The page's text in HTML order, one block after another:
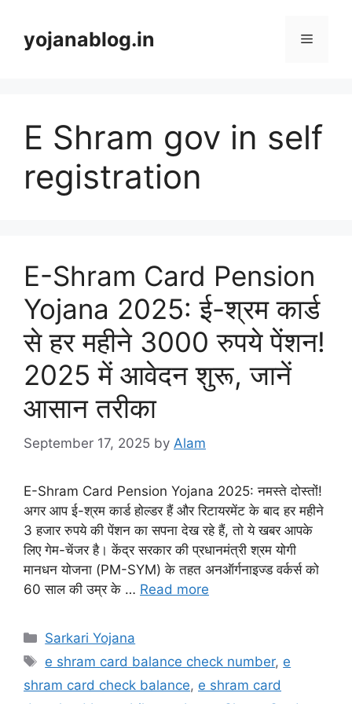
yojanablog.in
E Shram gov in self
registration
E-Shram Card Pension
Yojana 2025: ई-श्रम कार्ड
से हर महीने 3000 रुपये पेंशन!
2025 में आवेदन शुरू, जानें
आसान तरीका
September 17, 2025 by Alam
E-Shram Card Pension Yojana 2025: नमस्ते दोस्तों!
अगर आप ई-श्रम कार्ड होल्डर हैं और रिटायरमेंट के बाद हर महीने
3 हजार रुपये की पेंशन का सपना देख रहे हैं, तो ये खबर आपके
लिए गेम-चेंजर है। केंद्र सरकार की प्रधानमंत्री श्रम योगी
मानधन योजना (PM-SYM) के तहत अनऑर्गनाइज्ड वर्कर्स को
60 साल की उम्र के … Read more
Sarkari Yojana
e shram card balance check number, e
shram card check balance, e shram card